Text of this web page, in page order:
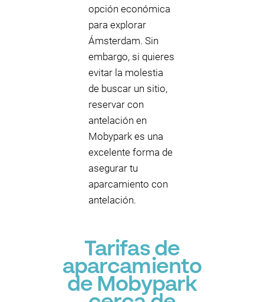
opción económica
para explorar
Ámsterdam. Sin
embargo, si quieres
evitar la molestia
de buscar un sitio,
reservar con
antelación en
Mobypark es una
excelente forma de
asegurar tu
aparcamiento con
antelación.
Tarifas de
aparcamiento
de Mobypark